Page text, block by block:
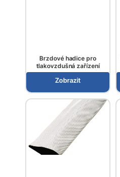
Brzdové hadice pro
tlakovzdušná zařízení
Zobrazit